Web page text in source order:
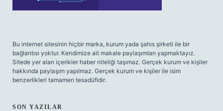
Bu internet sitesinin hiçbir marka, kurum yada şahıs şirketi ile bir
bağlantısı yoktur. Kendimize ait makale paylaşımları yapmaktayız.
Sitede yer alan içerikler haber niteliği taşımaz. Gerçek kurum ve kişiler
hakkında paylaşım yapılmaz. Gerçek kurum ve kişiler ile isim
benzerlikleri tamamen tesadüfidir.
SON YAZILAR